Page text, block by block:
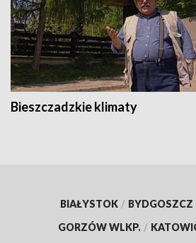
Bieszczadzkie klimaty
BIAŁYSTOK / BYDGOSZCZ
GORZÓW WLKP. /